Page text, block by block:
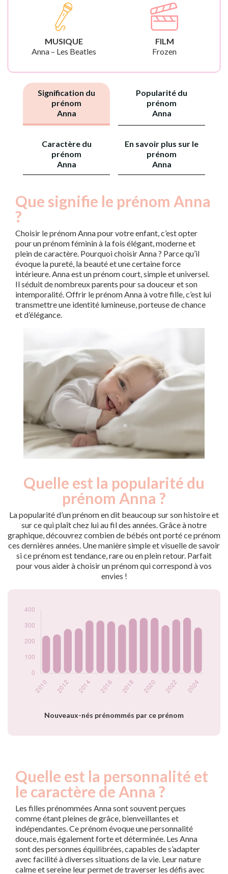
MUSIQUE
Anna – Les Beatles
FILM
Frozen
Signification du
prénom
Anna
Popularité du
prénom
Anna
Caractère du
prénom
Anna
En savoir plus sur le
prénom
Anna
Que signifie le prénom Anna
?
Choisir le prénom Anna pour votre enfant, c’est opter
pour un prénom féminin à la fois élégant, moderne et
plein de caractère. Pourquoi choisir Anna ? Parce qu’il
évoque la pureté, la beauté et une certaine force
intérieure. Anna est un prénom court, simple et universel.
Il séduit de nombreux parents pour sa douceur et son
intemporalité. Offrir le prénom Anna à votre fille, c’est lui
transmettre une identité lumineuse, porteuse de chance
et d’élégance.
Quelle est la popularité du
prénom Anna ?
La popularité d’un prénom en dit beaucoup sur son histoire et
sur ce qui plaît chez lui au fil des années. Grâce à notre
graphique, découvrez combien de bébés ont porté ce prénom
ces dernières années. Une manière simple et visuelle de savoir
si ce prénom est tendance, rare ou en plein retour. Parfait
pour vous aider à choisir un prénom qui correspond à vos
envies !
Nouveaux-nés prénommés par ce prénom
Popularité du
Année
Nouveaux-
nés
2010
237
2011
245
2012
279
2013
283
2014
333
2015
332
349
2020
350
2021
303
2023
351
289
Quelle est la personnalité et
le caractère de Anna ?
Les filles prénommées Anna sont souvent perçues
comme étant pleines de grâce, bienveillantes et
indépendantes. Ce prénom évoque une personnalité
douce, mais également forte et déterminée. Les Anna
sont des personnes équilibrées, capables de s’adapter
avec facilité à diverses situations de la vie. Leur nature
calme et sereine leur permet de traverser les défis avec